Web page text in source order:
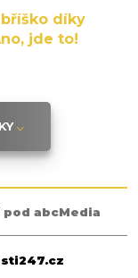
díky
jde to!
abcMedia